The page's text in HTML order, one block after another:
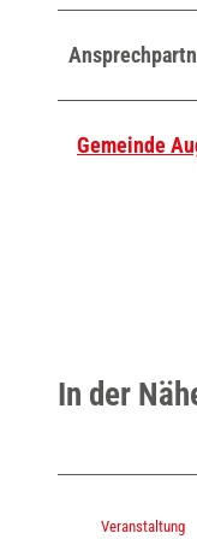
Gemeinde
In der
Veranstaltung